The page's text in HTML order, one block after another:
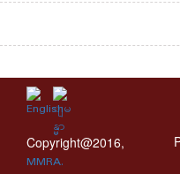
Copyright@2016,
MMRA.